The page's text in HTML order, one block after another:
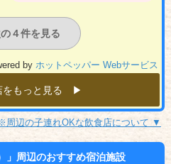
４件を見る
byホットペッパー Webサービス
をもっと見る ▶︎
周辺の子連れOKな飲食店について ▼
」周辺のおすすめ宿泊施設